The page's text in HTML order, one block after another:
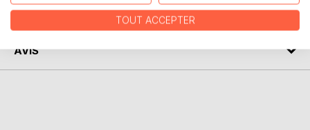
CRITIQUES PRESSE
AVIS
TOUT ACCEPTER